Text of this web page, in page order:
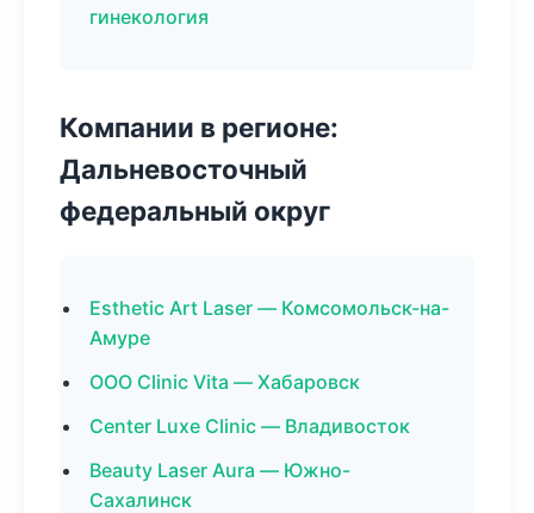
гинекология
Компании в регионе:
Дальневосточный
федеральный округ
Esthetic Art Laser — Комсомольск-на-
Амуре
ООО Clinic Vita — Хабаровск
Center Luxe Clinic — Владивосток
Beauty Laser Aura — Южно-
Сахалинск